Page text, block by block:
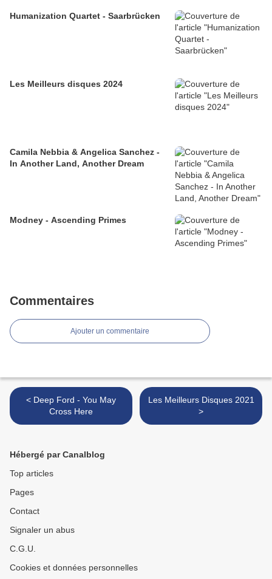
Humanization Quartet - Saarbrücken
Les Meilleurs disques 2024
Camila Nebbia & Angelica Sanchez -
In Another Land, Another Dream
Modney - Ascending Primes
Commentaires
Ajouter un commentaire
< Deep Ford - You May
Cross Here
Les Meilleurs Disques 2021
>
Hébergé par Canalblog
Top articles
Pages
Contact
Signaler un abus
C.G.U.
Cookies et données personnelles